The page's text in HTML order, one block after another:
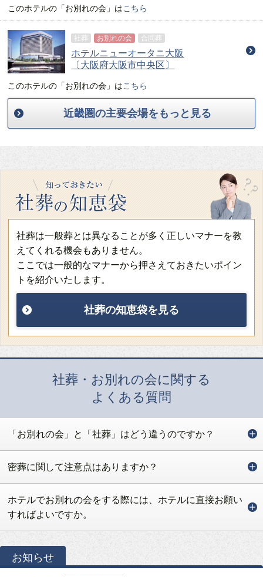
このホテルの 「お別れの会」 はこちら
社葬 お別れの会 合同葬
ホテルニューオータニ大阪
〔大阪府大阪市中央区〕
このホテルの 「お別れの会」 はこちら
近畿圏の主要会場をもっと見る
社葬は一般葬とは異なることが多く正しいマナーを教
えてくれる機会もありません。
ここでは一般的なマナーから押さえておきたいポイン
トを紹介いたします。
社葬の知恵袋を見る
社葬・お別れの会に関する
よくある質問
「お別れの会」と「社葬」はどう違うのですか？
密葬に関して注意点はありますか？
ホテルでお別れの会をする際には、ホテルに直接お願い
すればよいですか。
お知らせ